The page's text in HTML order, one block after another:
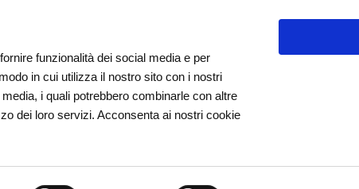
funzionalità dei social media e per
in cui utilizza il nostro sito con i nostri
i quali potrebbero combinarle con altre
dei loro servizi. Acconsenta ai nostri cookie